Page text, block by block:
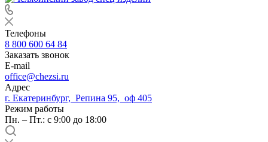
Телефоны
8 800 600 64 84
Заказать звонок
E-mail
office@chezsi.ru
Адрес
г. Екатеринбург, Репина 95, оф 405
Режим работы
Пн. – Пт.: с 9:00 до 18:00